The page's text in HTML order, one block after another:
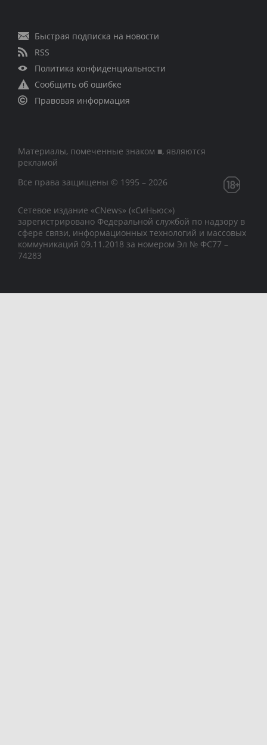
Быстрая подписка на новости
RSS
Политика конфиденциальности
Сообщить об ошибке
Правовая информация
Материалы, помеченные знаком ■, являются
рекламой
Все права защищены © 1995 – 2026
Сетевое издание «CNews» («СиНьюс»)
зарегистрировано Федеральной службой по надзору в
сфере связи, информационных технологий и массовых
коммуникаций 09.11.2018 за номером Эл № ФС77 –
74283